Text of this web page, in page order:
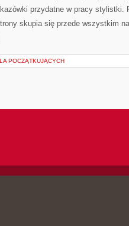
przydatne w pracy stylistki.
skupia się przede wszystkim
POCZĄTKUJĄCYCH